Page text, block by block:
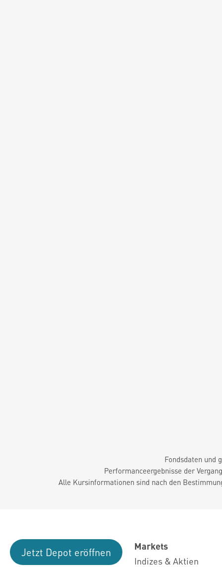
Fondsdaten und
Performanceergebnisse der
Alle Kursinformationen sind nach den
Jetzt Depot eröffnen
Markets
Indizes & Aktien